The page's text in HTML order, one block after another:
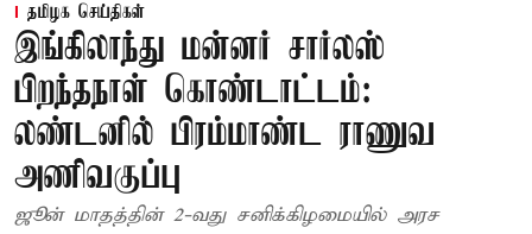
தமிழக செய்திகள்
இங்கிலாந்து மன்னர் சார்லஸ்
பிறந்தநாள் கொண்டாட்டம்:
லண்டனில் பிரம்மாண்ட ராணுவ
அணிவகுப்பு
ஜூன் மாதத்தின் 2-வது சனிக்கிழமையில் அரச